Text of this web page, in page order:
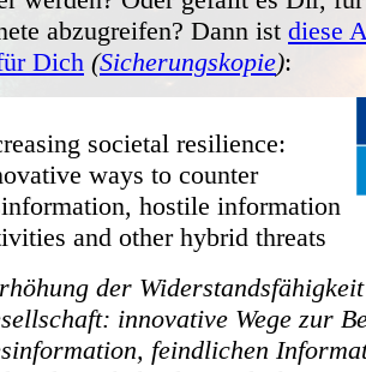
abzugreifen? Dann ist diese
Dich (Sicherungskopie):
societal resilience:
ways to counter
hostile information
and other hybrid threats
der
innovative Wege zur
feindlichen